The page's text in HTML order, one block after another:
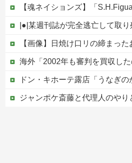
【魂ネイションズ】「S.H.Figuarts」ほか 2026年8
|●|某週刊誌が完全逃亡して取り残された中道議員が絶体絶命の窮地、「今度は宏池
【画像】日焼け口リの締まったお尻っ
海外「2002年も審判を買収したのか！」韓国サッカー協会による国際試合
ドン・キホーテ露店「うなぎのかば焼き」で食中毒 男女14人が
ジャンポケ斎藤と代理人のやりとり、「地獄すぎて完全にコント